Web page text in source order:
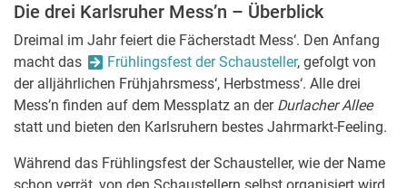
Die drei Karlsruher Mess’n – Überblick
Dreimal im Jahr feiert die Fächerstadt Mess‘. Den Anfang
macht das
Frühlingsfest der Schausteller, gefolgt von
der alljährlichen Frühjahrsmess‘, Herbstmess‘. Alle drei
Mess’n finden auf dem Messplatz an der Durlacher Allee
statt und bieten den Karlsruhern bestes Jahrmarkt-Feeling.
Während das Frühlingsfest der Schausteller, wie der Name